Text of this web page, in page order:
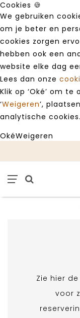
Cookies 🍪
We gebruiken
om je beter en
cookies zorgen
hebben ook een
website elke dag
Lees dan onze
Klik op ‘Oké’ om
‘Weigeren’,
analytische cookies.
OkéWeigeren
Zie hier
voor